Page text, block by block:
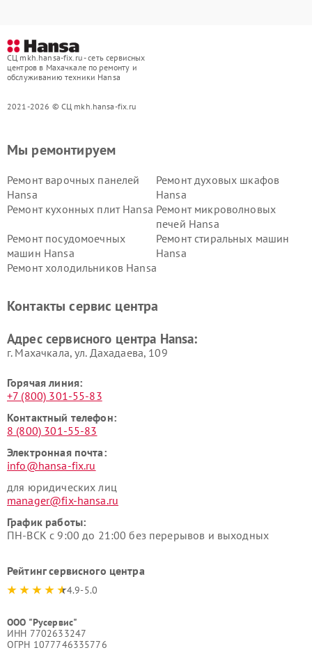
СЦ mkh.hansa-fix.ru - сеть сервисных
центров в Махачкале по ремонту и
обслуживанию техники Hansa
2021-2026 © СЦ mkh.hansa-fix.ru
Мы ремонтируем
Ремонт варочных панелей
Hansa
Ремонт духовых шкафов
Hansa
Ремонт кухонных плит Hansa Ремонт микроволновых
печей Hansa
Ремонт посудомоечных
машин Hansa
Ремонт стиральных машин
Hansa
Ремонт холодильников Hansa
Контакты сервис центра
Адрес сервисного центра Hansa:
г. Махачкала, ул. Дахадаева, 109
Горячая линия:
+7 (800) 301-55-83
Контактный телефон:
8 (800) 301-55-83
Электронная почта:
info@hansa-fix.ru
для юридических лиц
manager@fix-hansa.ru
График работы:
ПН-ВСК с 9:00 до 21:00 без перерывов и выходных
Рейтинг сервисного центра
4.9-5.0
ООО "Русервис"
ИНН 7702633247
ОГРН 1077746335776